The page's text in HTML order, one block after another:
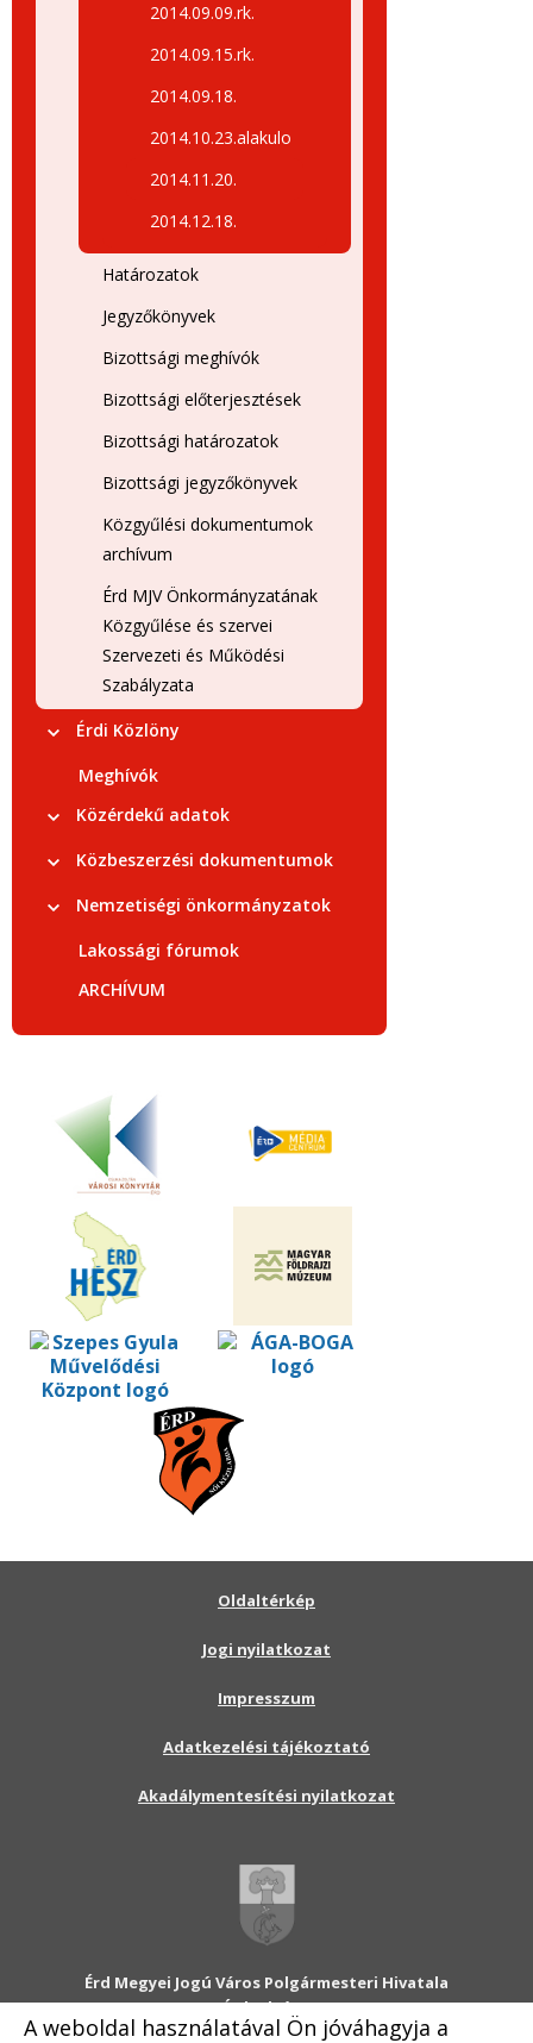
A weboldal használatával Ön jóváhagyja a
2014.09.09.rk.
2014.09.15.rk.
2014.09.18.
2014.10.23.alakulo
2014.11.20.
2014.12.18.
Határozatok
Jegyzőkönyvek
Bizottsági meghívók
Bizottsági előterjesztések
Bizottsági határozatok
Bizottsági jegyzőkönyvek
Közgyűlési dokumentumok
archívum
Érd MJV Önkormányzatának
Közgyűlése és szervei
Szervezeti és Működési
Szabályzata
Érdi Közlöny
Meghívók
Közérdekű adatok
Közbeszerzési dokumentumok
Nemzetiségi önkormányzatok
Lakossági fórumok
ARCHÍVUM
Érd Megyei Jogú Város Polgármesteri Hivatala
2030 Érd, Alsó utca 1.
Levélcím: 2031 Érd, Pf.: 31
Oldaltérkép
Jogi nyilatkozat
Impresszum
Adatkezelési tájékoztató
Akadálymentesítési nyilatkozat